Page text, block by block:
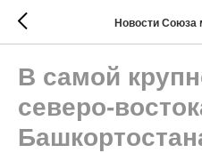
Новости Союза
В самой
северо-